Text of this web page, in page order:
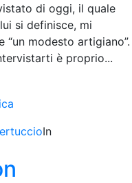
di oggi, il quale
si definisce, mi
modesto artigiano”.
è proprio...
In